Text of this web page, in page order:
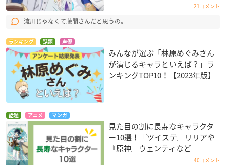
21コメント
流川じゃなくて藤間さんだと思うの。
ランキング 話題 声優
みんなが選ぶ「林原めぐみさん
が演じるキャラといえば？」ラ
ンキングTOP10！【2023年版】
話題 アニメ マンガ
見た目の割に長寿なキャラクタ
ー10選！『ツイステ』リリアや
『原神』ウェンティなど
40コメント